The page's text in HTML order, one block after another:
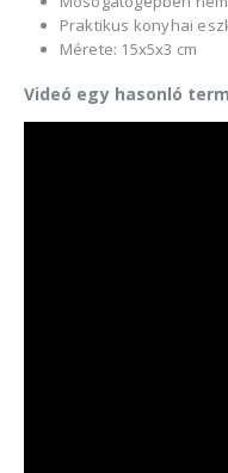
Praktikus konyhai
Mérete: 15x5x3 cm
Videó egy hasonló